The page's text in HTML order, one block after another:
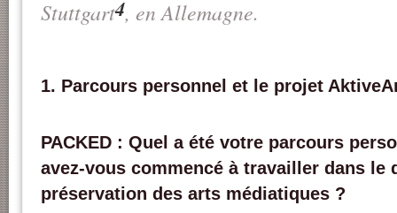
Stuttgart4, en Allemagne.
1. Parcours personnel et le projet
PACKED : Quel a été votre parcours
avez-vous commencé à travailler dans le
préservation des arts médiatiques ?